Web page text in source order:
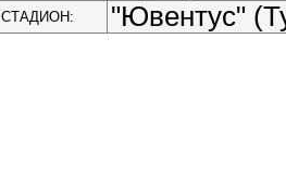
СТАДИОН: "Ювентус"